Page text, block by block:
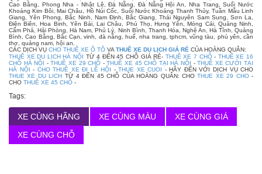
Cao Bằng, Phong Nha - Nhật Lệ, Đà Nẵng, Đà Nẵng Hội An, Nha Trang, Suối Nước
Khoáng Kim Bôi, Mai Châu, Hồ Núi Cốc, Suối Nước Khoáng Thanh Thủy, Tuần Mẫu Linh
Giang, Yên Phong, Bắc Ninh, Nam Định, Bắc Giang, Thái Nguyên Sam Sung, Sơn La,
Điện Biên, Hoa Binh, Yên Bái, Lai Châu, Phú Thọ, Hưng Yên, Móng Cái, Quảng Ninh,
Cẩm Phả, Hải Phòng, Hà Nam, Phủ Lý, Ninh Bình, Thanh Hóa, Nghệ An, Hà Tĩnh, Quảng
Bình, Cao Bằng, Bắc Cạn, vinh, đà nẵng, huế, nha trang, tphcm, vũng tàu, phú yên, cần
thơ, quảng nam, hội an.
CÁC DỊCH VỤ CHO THUÊ XE Ô TÔ VA THUÊ XE DU LỊCH GIÁ RẺ CỦA HOÀNG QUÂN:
THUÊ XE DU LỊCH HÀ NỘI TỪ 4 ĐẾN 45 CHỖ GIÁ RẺ- THUÊ XE 7 CHỖ- THUÊ XE 16
CHỖ HÀ NỘI -THUÊ XE 29 CHỖ -THUÊ XE 45 CHỖ TẠI HÀ NỘI -THUÊ XE CƯỚI TẠI
HÀ NỘI - CHO THUÊ XE ĐI LỄ HỘI -THUE XE CUOI - HÃY ĐẾN VỚI DỊCH VỤ CHO
THUE XE DU LICH TỪ 4 ĐẾN 45 CHỖ CỦA HOÀNG QUÂN: CHOTHUE XE 29 CHO-
CHO THUÊ XE 45 CHỖ -
Tags:
XE CÙNG HÃNG XE CÙNG MÀU
XE CÙNG GIÁ
XE CÙNG CHỖ